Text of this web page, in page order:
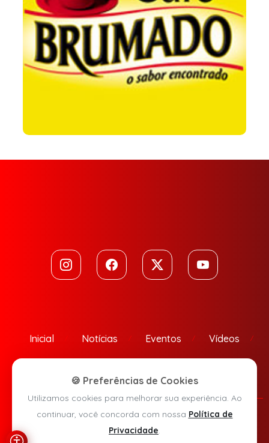
Inicial Notícias Eventos Vídeos
Política de Privacidade
🍪 Preferências de Cookies
Utilizamos cookies para melhorar sua experiência. Ao
continuar, você concorda com nossa Política de
Privacidade.